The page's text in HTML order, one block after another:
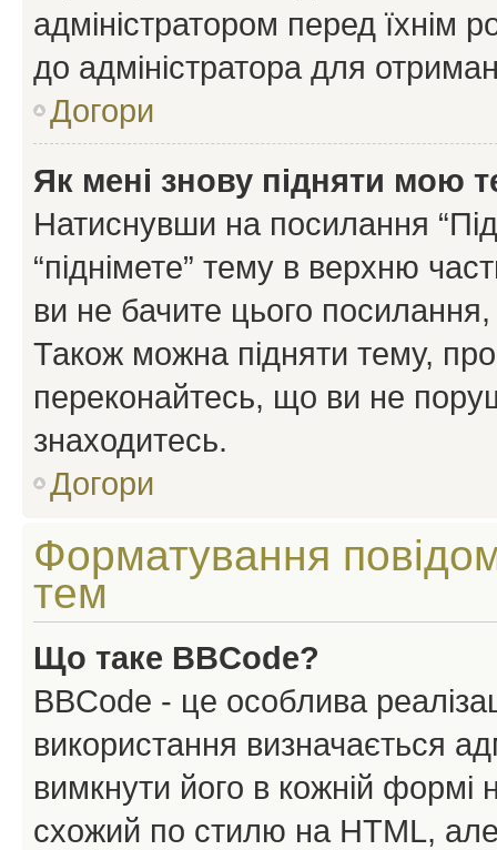
адміністратором перед їхнім
до адміністратора для
Догори
Як мені знову підняти мою
Натиснувши на посилання
“піднімете” тему в верхню
ви не бачите цього
Також можна підняти тему,
переконайтесь, що ви не
знаходитесь.
Догори
Форматування
тем
Що таке BBCode?
BBCode - це особлива
використання визначається
вимкнути його в кожній
схожий по стилю на HTML, але